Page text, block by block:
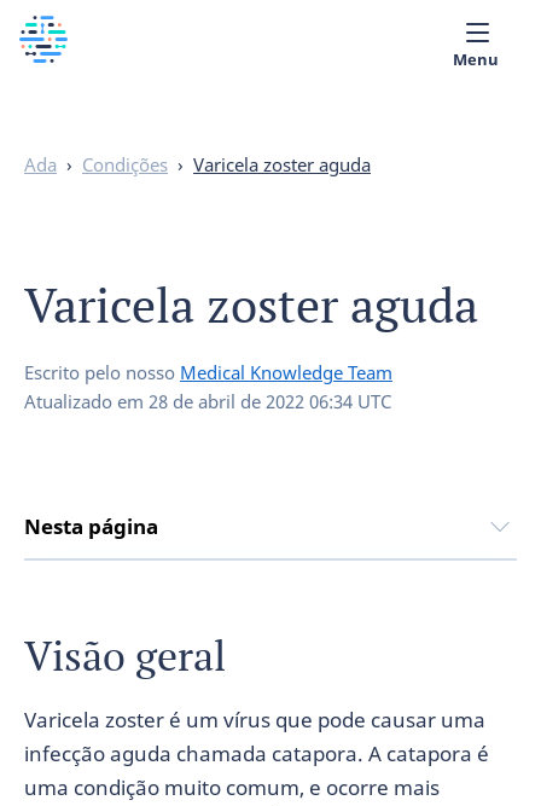
Biblioteca Médica
Menu
Ada › Condições › Varicela zoster aguda
Varicela zoster aguda
Escrito pelo nosso Medical Knowledge Team
Atualizado em 28 de abril de 2022 06:34 UTC
Nesta página
Visão geral
Varicela zoster é um vírus que pode causar uma
infecção aguda chamada catapora. A catapora é
uma condição muito comum, e ocorre mais